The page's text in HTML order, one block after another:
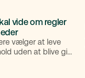
vide om regler
vælger at leve
uden at blive gift.
ægteskab i praksis
økonomi og